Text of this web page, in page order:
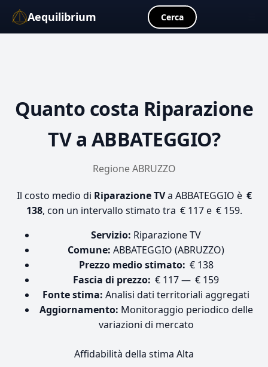
Aequilibrium Cerca
Quanto costa Riparazione
TVa ABBATEGGIO?
Regione ABRUZZO
Il costo medio di Riparazione TVa ABBATEGGIO è €
138, con un intervallo stimato tra € 117 e € 159.
Servizio: Riparazione TV
Comune: ABBATEGGIO (ABRUZZO)
Prezzo medio stimato: € 138
Fascia di prezzo: € 117 — € 159
Fonte stima: Analisi dati territoriali aggregati
Aggiornamento: Monitoraggio periodico delle
variazioni di mercato
Affidabilità della stima Alta